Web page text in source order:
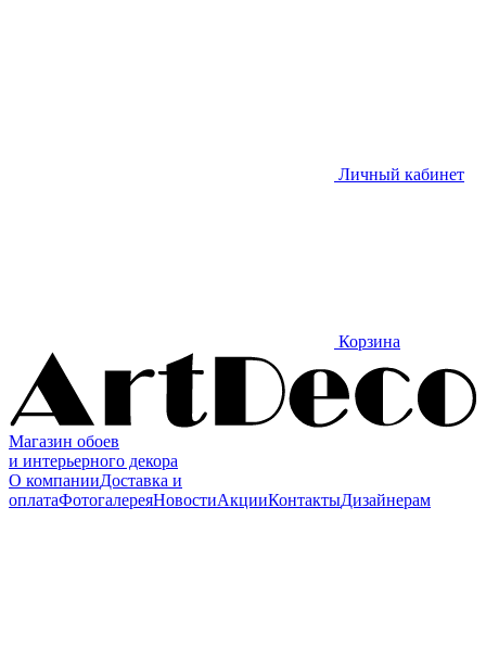
Личный кабинет
Корзина
Магазин обоев
и интерьерного декора
О компанииДоставка и
оплатаФотогалереяНовостиАкцииКонтактыДизайнерам